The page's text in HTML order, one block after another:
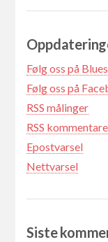
Følg oss på
Følg oss på
RSS målinger
RSS
Epostvarsel
Nettvarsel
Siste